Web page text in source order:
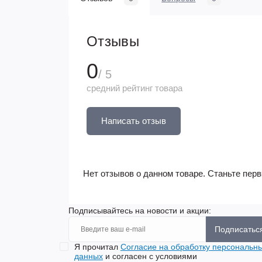
Отзывы
0/ 5
средний рейтинг товара
Написать отзыв
Нет отзывов о данном товаре. Станьте
Подписывайтесь на новости и акции:
Я прочитал Согласие на обработку
данных и согласен с условиями